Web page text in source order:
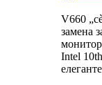
V660
замена
Intel